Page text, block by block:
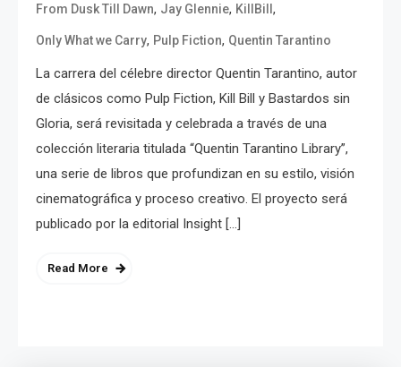
From Dusk Till Dawn, Jay Glennie, KillBill ,
Only What we Carry, Pulp Fiction, Quentin Tarantino
La carrera del célebre director Quentin Tarantino, autor
de clásicos como Pulp Fiction, Kill Bill y Bastardos sin
Gloria, será revisitada y celebrada a través de una
colección literaria titulada “Quentin Tarantino Library”,
una serie de libros que profundizan en su estilo, visión
cinematográfica y proceso creativo. El proyecto será
publicado por la editorial Insight […]
Read More